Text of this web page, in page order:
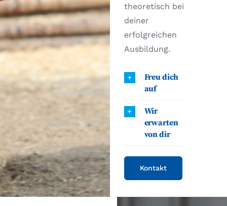
theoretisch bei
deiner
erfolgreichen
Ausbildung.
Freu dich
auf
Wir
erwarten
von dir
Kontakt